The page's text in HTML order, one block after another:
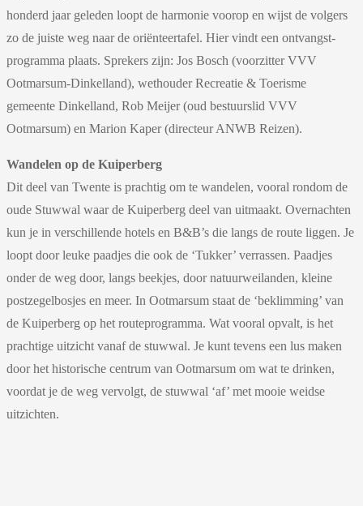
honderd jaar geleden loopt de harmonie voorop en wijst de volgers
zo de juiste weg naar de oriënteertafel. Hier vindt een ontvangst-
programma plaats. Sprekers zijn: Jos Bosch (voorzitter VVV
Ootmarsum-Dinkelland), wethouder Recreatie & Toerisme
gemeente Dinkelland, Rob Meijer (oud bestuurslid VVV
Ootmarsum) en Marion Kaper (directeur ANWB Reizen).
Wandelen op de Kuiperberg
Dit deel van Twente is prachtig om te wandelen, vooral rondom de
oude Stuwwal waar de Kuiperberg deel van uitmaakt. Overnachten
kun je in verschillende hotels en B&B’s die langs de route liggen. Je
loopt door leuke paadjes die ook de ‘Tukker’ verrassen. Paadjes
onder de weg door, langs beekjes, door natuurweilanden, kleine
postzegelbosjes en meer. In Ootmarsum staat de ‘beklimming’ van
de Kuiperberg op het routeprogramma. Wat vooral opvalt, is het
prachtige uitzicht vanaf de stuwwal. Je kunt tevens een lus maken
door het historische centrum van Ootmarsum om wat te drinken,
voordat je de weg vervolgt, de stuwwal ‘af’ met mooie weidse
uitzichten.